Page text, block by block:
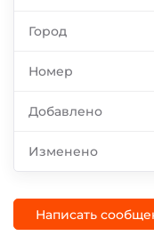
Город
Номер
Добавлено
Изменено
Написать